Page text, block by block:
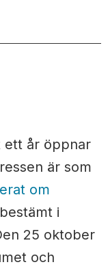
ett år öppnar
är som
om
i
25 oktober
och